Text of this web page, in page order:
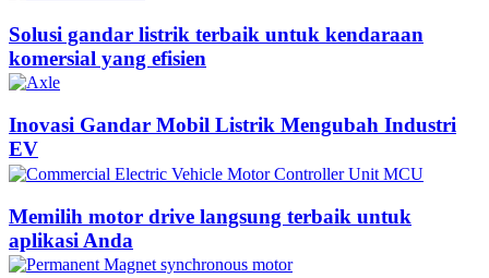
Solusi gandar listrik terbaik untuk kendaraan
komersial yang efisien
Inovasi Gandar Mobil Listrik Mengubah Industri
EV
Memilih motor drive langsung terbaik untuk
aplikasi Anda